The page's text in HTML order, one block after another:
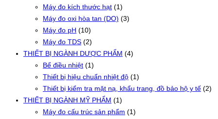
Máy đo kích thước hạt (1)
Máy đo oxi hòa tan (DO) (3)
Máy đo pH (10)
Máy đo TDS (2)
THIẾT BỊ NGÀNH DƯỢC PHẨM (4)
Bể điều nhiệt (1)
Thiết bị hiệu chuẩn nhiệt độ (1)
Thiết bị kiểm tra mặt nạ, khẩu trang, đồ bảo hộ y tế (2)
THIẾT BỊ NGÀNH MỸ PHẨM (1)
Máy đo cấu trúc sản phẩm (1)